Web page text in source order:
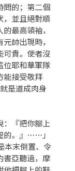
問的；第二個
，並且絕對順
最高領袖，
帥出現時，
可貴。使者沒
位耶和華軍隊
能接受敬拜
是道成肉身
：『把你腳上
的。』……」
本末倒置、令
書亞聽過，摩